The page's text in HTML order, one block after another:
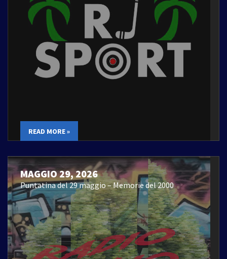
READ MORE »
MAGGIO 29, 2026
Puntatina del 29 maggio – Memorie del 2000